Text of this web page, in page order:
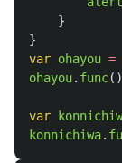
}
}
var ohayou =
ohayou. func
var
konnichiwa.